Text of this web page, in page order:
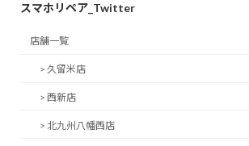
スマホリペア_Twitter
店舗一覧
> 久留米店
> 西新店
> 北九州八幡西店